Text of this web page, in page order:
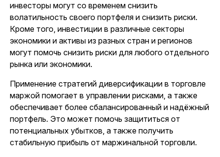
инвесторы могут со временем снизить
волатильность своего портфеля и снизить риски.
Кроме того, инвестиции в различные секторы
экономики и активы из разных стран и регионов
могут помочь снизить риски для любого отдельного
рынка или экономики.
Применение стратегий диверсификации в торговле
маржой помогает в управлении рисками, а также
обеспечивает более сбалансированный и надёжный
портфель. Это может помочь защититься от
потенциальных убытков, а также получить
стабильную прибыль от маржинальной торговли.